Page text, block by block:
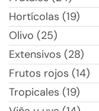
Hortícolas (19)
Olivo (25)
Extensivos (28)
Frutos rojos (14)
Tropicales (19)